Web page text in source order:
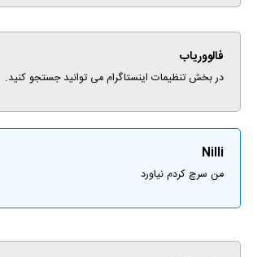
فالووریاب
در بخش تنظیمات اینستاگرام می توانید جستجو کنید.
Nilli
من سرچ کردم نیاورد